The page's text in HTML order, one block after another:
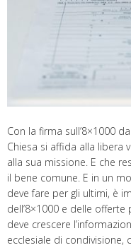
Con la firma sull’8×1000
Chiesa si affida alla libera
alla sua missione. E che
il bene comune. E in un
deve fare per gli ultimi, è
dell’8×1000 e delle
deve crescere
ecclesiale di condivisione,